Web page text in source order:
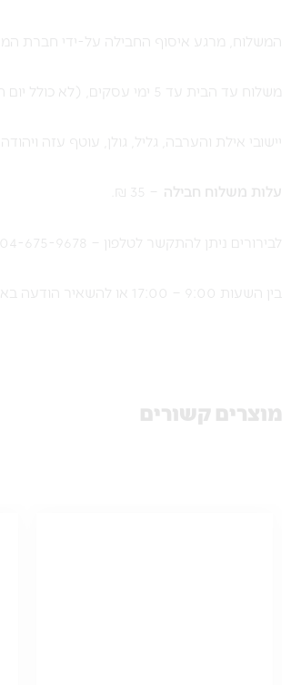
המשלוח, מרגע איסוף החבילה על-ידי חברת
משלוח עד הבית עד 5 ימי עסקים, (לא כולל יום ההזמנה, שישי, שבת וחג).
יישובי אילת והערבה, גליל, גולן, עוטף עזה ויהודה ושומרון
עלות משלוח חבילה – 35 ₪.
לבירורים ניתן להתקשר לטלפון – 04-675-9678
בין השעות 9:00 – 17:00 או להשאיר הודעה באתר האינטרנט ואנו נחזור אליכם.
מוצרים קשורים